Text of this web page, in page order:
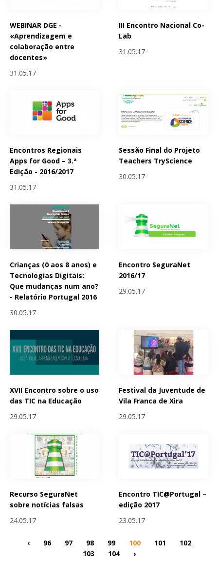
WEBINAR DGE -
«Aprendizagem e
colaboração entre
docentes»
31.05.17
III Encontro Nacional Co-
Lab
31.05.17
Encontros Regionais
Apps for Good – 3.ª
Edição - 2016/2017
31.05.17
Sessão Final do Projeto
Teachers TryScience
30.05.17
Crianças (0 aos 8 anos) e
Tecnologias Digitais:
Que mudanças num ano?
- Relatório Portugal 2016
30.05.17
Encontro SeguraNet
2016/17
29.05.17
XVII Encontro sobre o uso
das TIC na Educação
29.05.17
Festival da Juventude de
Vila Franca de Xira
29.05.17
Recurso SeguraNet
sobre notícias falsas
24.05.17
Encontro TIC@Portugal –
edição 2017
23.05.17
‹ 96 97 98 99 100 101
102
103
104 ›